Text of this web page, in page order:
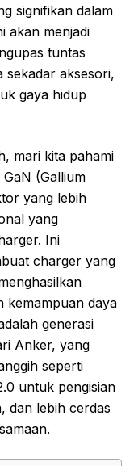
signifikan dalam
akan menjadi
tuntas
sekadar aksesori,
gaya hidup
mari kita pahami
(Gallium
yang lebih
yang
Ini
charger yang
kemampuan daya
generasi
Anker, yang
seperti
untuk pengisian
dan lebih cerdas